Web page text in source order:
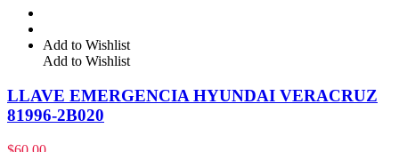
Add to Wishlist
Add to Wishlist
LLAVE EMERGENCIA HYUNDAI VERACRUZ
81996-2B020